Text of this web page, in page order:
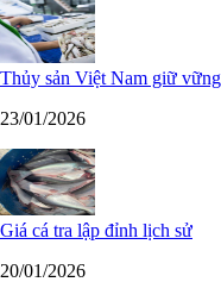
Thủy sản Việt Nam giữ
23/01/2026
Giá cá tra lập đỉnh lịch sử
20/01/2026